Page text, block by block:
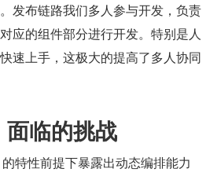
发布链路我们多人参与开发，负责
应的组件部分进行开发。特别是人
速上手，这极大的提高了多人协同
临的挑战
特性前提下暴露出动态编排能力